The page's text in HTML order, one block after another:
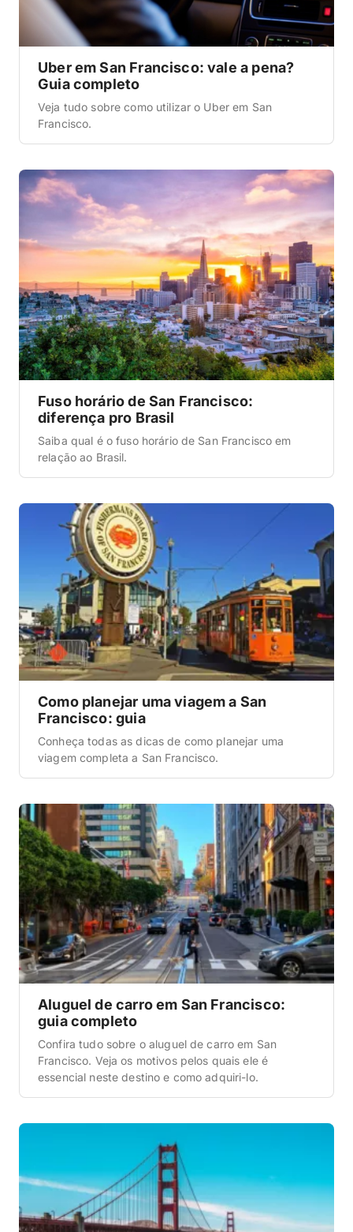
Uber em San Francisco: vale a pena?
Guia completo
Veja tudo sobre como utilizar o Uber em San
Francisco.
Fuso horário de San Francisco:
diferença pro Brasil
Saiba qual é o fuso horário de San Francisco em
relação ao Brasil.
Como planejar uma viagem a San
Francisco: guia
Conheça todas as dicas de como planejar uma
viagem completa a San Francisco.
Aluguel de carro em San Francisco:
guia completo
Confira tudo sobre o aluguel de carro em San
Francisco. Veja os motivos pelos quais ele é
essencial neste destino e como adquiri-lo.